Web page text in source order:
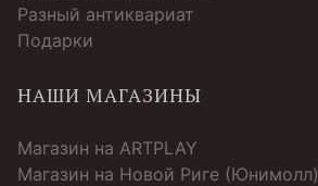
Разный антиквариат
Подарки
НАШИ МАГАЗИНЫ
Магазин на ARTPLAY
Магазин на Новой Риге (Юнимолл)